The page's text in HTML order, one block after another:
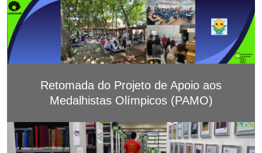
Retomada do Projeto de Apoio aos
Medalhistas Olímpicos (PAMO)